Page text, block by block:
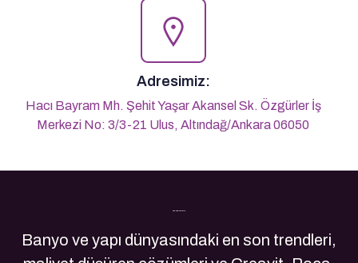
Adresimiz:
Hacı Bayram Mh. Şehit Yaşar Akansel Sk. Özgürler İş
Merkezi No: 3/3-21 Ulus, Altındağ/Ankara 06050
Son Yazılarımız
Banyo ve yapı dünyasındaki en son trendleri,